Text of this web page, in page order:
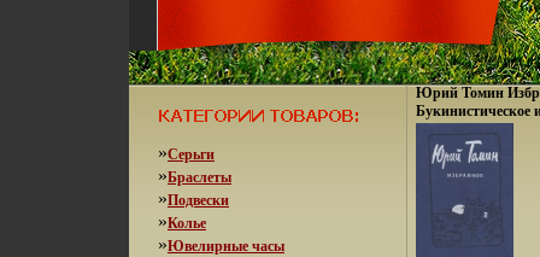
»Серьги
»Браслеты
»Подвески
»Колье
»Ювелирные часы
Юрий Томин
Букинистическое
Хорошая
Ленинград, 1989
ISBN 5-08-